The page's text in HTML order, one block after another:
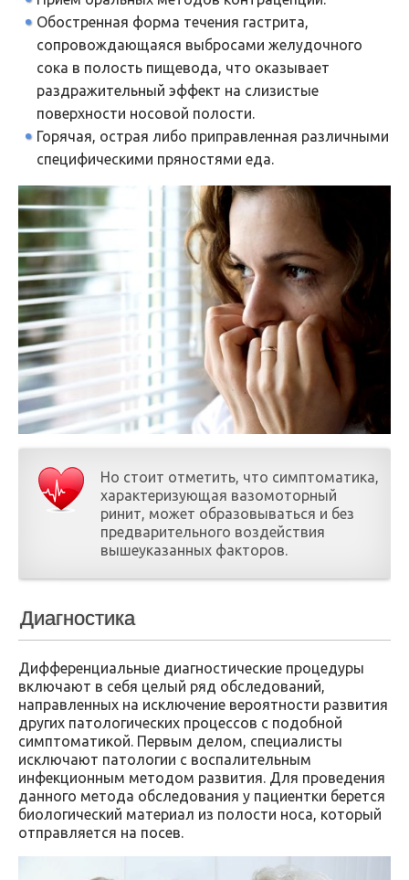
Обостренная форма течения гастрита,
сопровождающаяся выбросами желудочного
сока в полость пищевода, что оказывает
раздражительный эффект на слизистые
поверхности носовой полости.
Горячая, острая либо приправленная различными
специфическими пряностями еда.
Но стоит отметить, что симптоматика,
характеризующая вазомоторный
ринит, может образовываться и без
предварительного воздействия
вышеуказанных факторов.
Диагностика
Дифференциальные диагностические процедуры
включают в себя целый ряд обследований,
направленных на исключение вероятности развития
других патологических процессов с подобной
симптоматикой. Первым делом, специалисты
исключают патологии с воспалительным
инфекционным методом развития. Для проведения
данного метода обследования у пациентки берется
биологический материал из полости носа, который
отправляется на посев.